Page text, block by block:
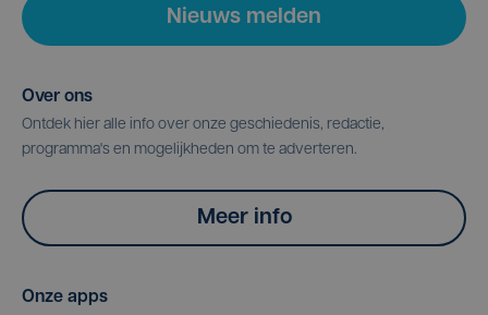
Nieuws melden
Over ons
Ontdek hier alle info over onze geschiedenis, redactie,
programma's en mogelijkheden om te adverteren.
Meer info
Onze apps